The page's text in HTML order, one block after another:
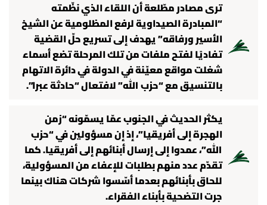
ترى مصادر مطّلعة أن اللقاء الذي نظّمته
“المبادرة الصيداوية لرفع المظلومية عن الشيخ
الأسير ورفاقه” يهدف إلى تسريع حلّ القضية
تفاديًا لفتح ملفات من تلك المرحلة تضع أسماء
شغلت مواقع معيّنة في الدولة في دائرة الاتهام
بالتنسيق مع “حزب الله” لافتعال “حادثة عبرا”.
يكثر الحديث في الجنوب عمّا يسمّونه “زمن
الهجرة إلى أفريقيا”، إذ إن مسؤولين في “حزب
الله”، عمدوا إلى إرسال أبنائهم إلى أفريقيا. كما
تقدّم عدد منهم بطلبات للإعفاء من المسؤولية،
للحاق بأبنائهم بعدما أسّسوا شركات هناك بينما
جرت التضحية بأبناء الفقراء.